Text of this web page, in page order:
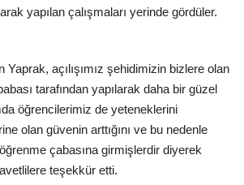
yapılan çalışmaları yerinde gördüler.
açılışımız şehidimizin bizlere olan
tarafından yapılarak daha bir güzel
öğrencilerimiz de yeteneklerini
olan güvenin arttığını ve bu nedenle
çabasına girmişlerdir diyerek
teşekkür etti.